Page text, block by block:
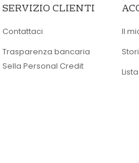
SERVIZIO CLIENTI
Contattaci
Trasparenza bancaria
Sella Personal Credit
Il